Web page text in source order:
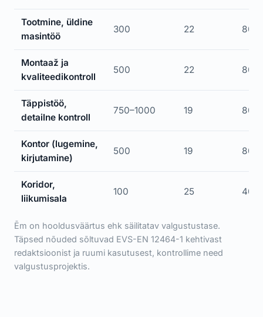
Tootmine, üldine
masintöö
300 22 80
Montaaž ja
kvaliteedikontroll
500 22 80
Täppistöö,
detailne kontroll
750–1000 19 80
Kontor (lugemine,
kirjutamine)
500 19 80
Koridor,
liikumisala
100 25 40
Ēm on hooldusväärtus ehk säilitatav valgustustase.
Täpsed nõuded sõltuvad EVS-EN 12464-1 kehtivast
redaktsioonist ja ruumi kasutusest, kontrollime need
valgustusprojektis.